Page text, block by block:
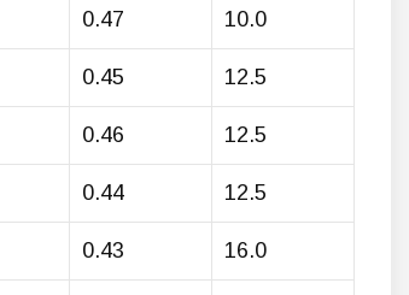
0.47 10.0
0.45 12.5
0.46 12.5
0.44 12.5
0.43 16.0